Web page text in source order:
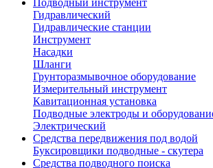
Подводный инструмент
Гидравлический
Гидравлические станции
Инструмент
Насадки
Шланги
Грунторазмывочное оборудование
Измерительный инструмент
Кавитационная установка
Подводные электроды и
Электрический
Средства передвижения под водой
Буксировщики подводные - скутера
Средства подводного поиска